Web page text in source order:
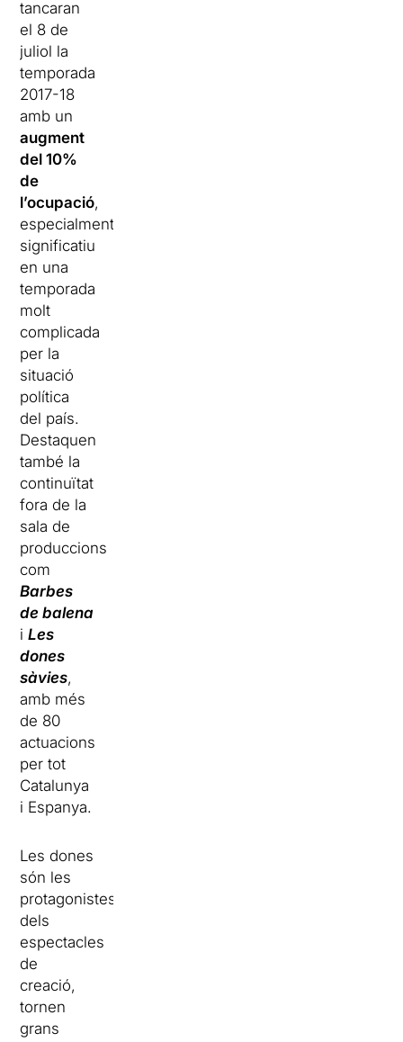
tancaran
el 8 de
juliol la
temporada
2017-18
amb un
augment
del 10%
de
l’ocupació,
especialment
significatiu
en una
temporada
molt
complicada
per la
situació
política
del país.
Destaquen
també la
continuïtat
fora de la
sala de
produccions
com
Barbes
de balena
iLes
dones
sàvies,
amb més
de 80
actuacions
per tot
Catalunya
i Espanya.
Les dones
són les
protagonistes
dels
espectacles
de
creació,
tornen
grans